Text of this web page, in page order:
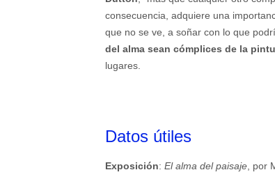
consecuencia, adquiere una
que no se ve, a soñar con lo que
del alma sean cómplices de la
lugares.
Datos útiles
Exposición: El alma del paisaje , por